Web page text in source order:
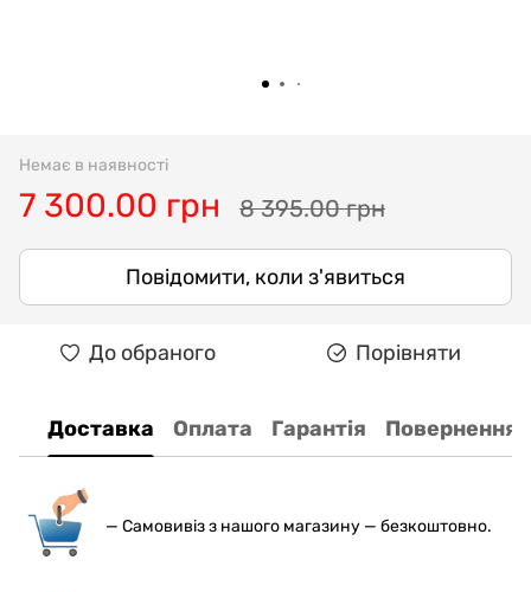
Немає в наявності
7 300.00 грн 8 395.00 грн
Повідомити, коли з'явиться
До обраного Порівняти
Доставка Оплата Гарантія Повернення
— Самовивіз з нашого магазину — безкоштовно.